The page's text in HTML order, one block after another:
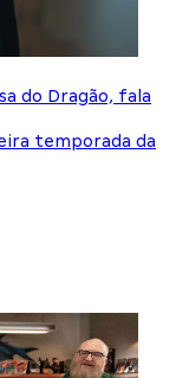
do Dragão, fala
temporada da